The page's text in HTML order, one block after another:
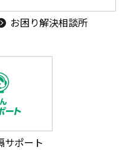
お困り解決相談所
サポート